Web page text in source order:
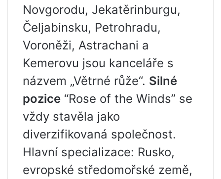
Novgorodu, Jekatěrinburgu,
Čeljabinsku, Petrohradu,
Voroněži, Astrachani a
Kemerovu jsou kanceláře s
názvem „Větrné růže“. Silné
pozice “Rose of the Winds” se
vždy stavěla jako
diverzifikovaná společnost.
Hlavní specializace: Rusko,
evropské středomořské země,